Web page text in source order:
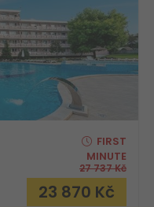
FIRST
MINUTE
27 737Kč
23 870 Kč